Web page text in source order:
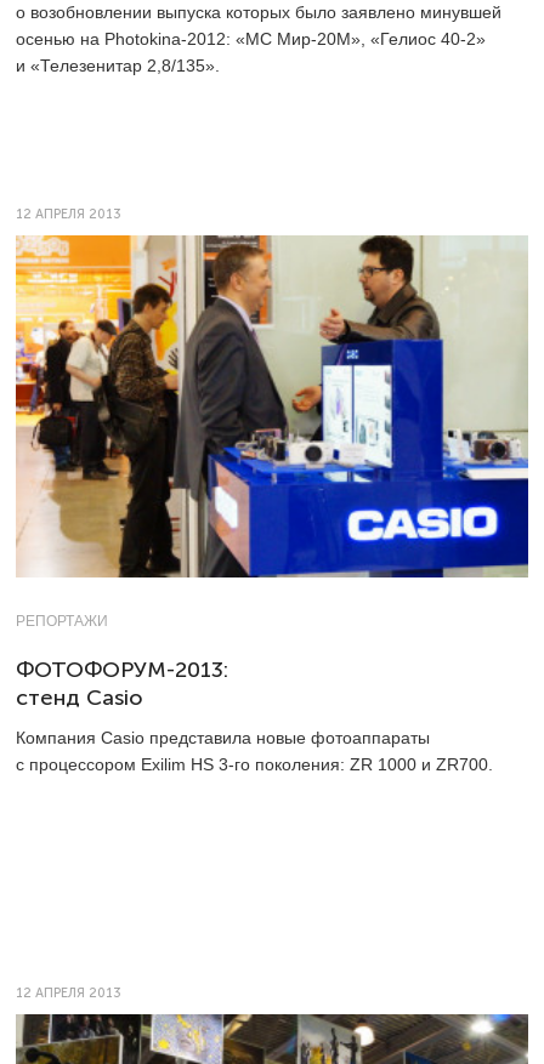
о возобновлении выпуска которых было заявлено минувшей
осенью на Photokina-2012: «МС Мир-20М», «Гелиос 40-2»
и «Телезенитар 2,8/135».
12 АПРЕЛЯ 2013
РЕПОРТАЖИ
ФОТОФОРУМ-2013:
стенд Casio
Компания Casio представила новые фотоаппараты
с процессором Exilim HS 3-го поколения: ZR 1000 и ZR700.
12 АПРЕЛЯ 2013